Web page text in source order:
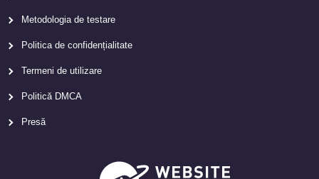
Metodologia de testare
Politica de confidențialitate
Termeni de utilizare
Politică DMCA
Presă